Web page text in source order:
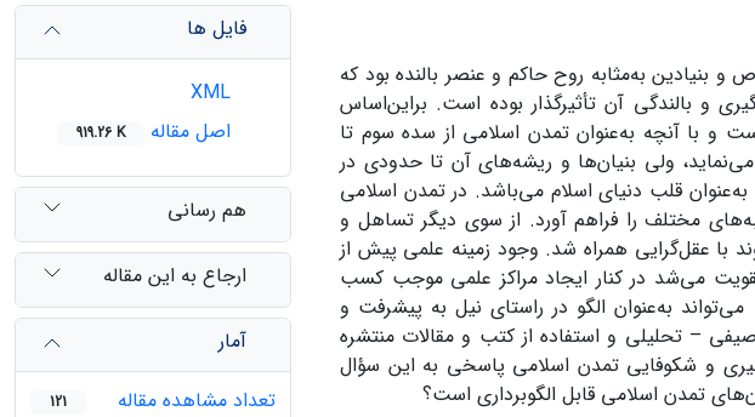
بنیادین به‌مثابه روح حاکم و عنصر بالنده بود که
و بالندگی آن تأثیرگذار بوده است. براین‌اساس
و با آنچه به‌عنوان تمدن اسلامی از سده سوم تا
ولی بنیان‌ها و ریشه‌های آن تا حدودی در
به‌عنوان قلب دنیای اسلام می‌باشد. در تمدن اسلامی
مختلف را فراهم آورد. از سوی دیگر تساهل و
با عقل‌گرایی همراه شد. وجود زمینه علمی پیش از
می‌شد در کنار ایجاد مراکز علمی موجب کسب
به‌عنوان الگو در راستای نیل به پیشرفت و
– تحلیلی و استفاده از کتب و مقالات منتشره
و شکوفایی تمدن اسلامی پاسخی به این سؤال
تمدن اسلامی قابل الگوبرداری است؟
فایل ها
اصل مقاله
919.26 K
هم رسانی
ارجاع به این مقاله
آمار
تعداد مشاهده مقاله
121